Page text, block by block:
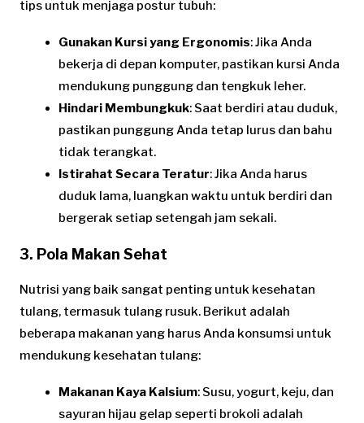
tips untuk menjaga postur tubuh:
Gunakan Kursi yang Ergonomis: Jika Anda
bekerja di depan komputer, pastikan kursi Anda
mendukung punggung dan tengkuk leher.
Hindari Membungkuk: Saat berdiri atau duduk,
pastikan punggung Anda tetap lurus dan bahu
tidak terangkat.
Istirahat Secara Teratur: Jika Anda harus
duduk lama, luangkan waktu untuk berdiri dan
bergerak setiap setengah jam sekali.
3. Pola Makan Sehat
Nutrisi yang baik sangat penting untuk kesehatan
tulang, termasuk tulang rusuk. Berikut adalah
beberapa makanan yang harus Anda konsumsi untuk
mendukung kesehatan tulang:
Makanan Kaya Kalsium: Susu, yogurt, keju, dan
sayuran hijau gelap seperti brokoli adalah